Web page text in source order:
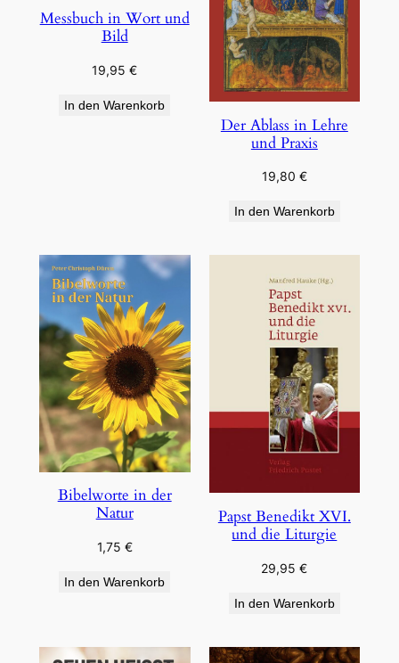
Messbuch in Wort und
Bild
19,95€
In den Warenkorb
Der Ablass in Lehre
und Praxis
19,80 €
In den Warenkorb
Bibelworte in der
Natur
1,75 €
In den Warenkorb
Papst Benedikt XVI.
und die Liturgie
29,95€
In den Warenkorb